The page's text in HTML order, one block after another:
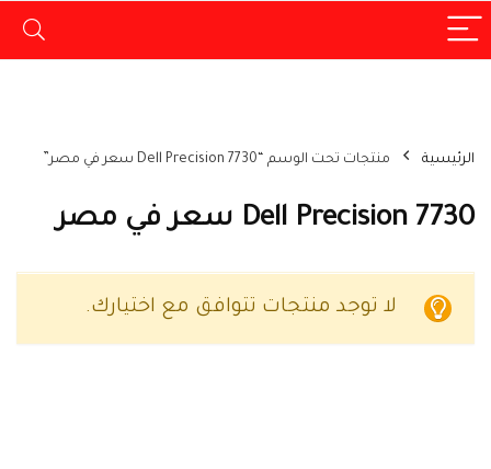
الرئيسية منتجات تحت الوسم “Dell Precision 7730 سعر في مصر”
Dell Precision 7730 سعر في مصر
لا توجد منتجات تتوافق مع اختيارك.